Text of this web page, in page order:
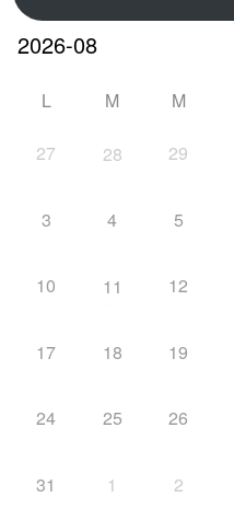
L M M
27 28 29
3 4 5
10 11 12
17 18 19
24 25 26
31 1 2